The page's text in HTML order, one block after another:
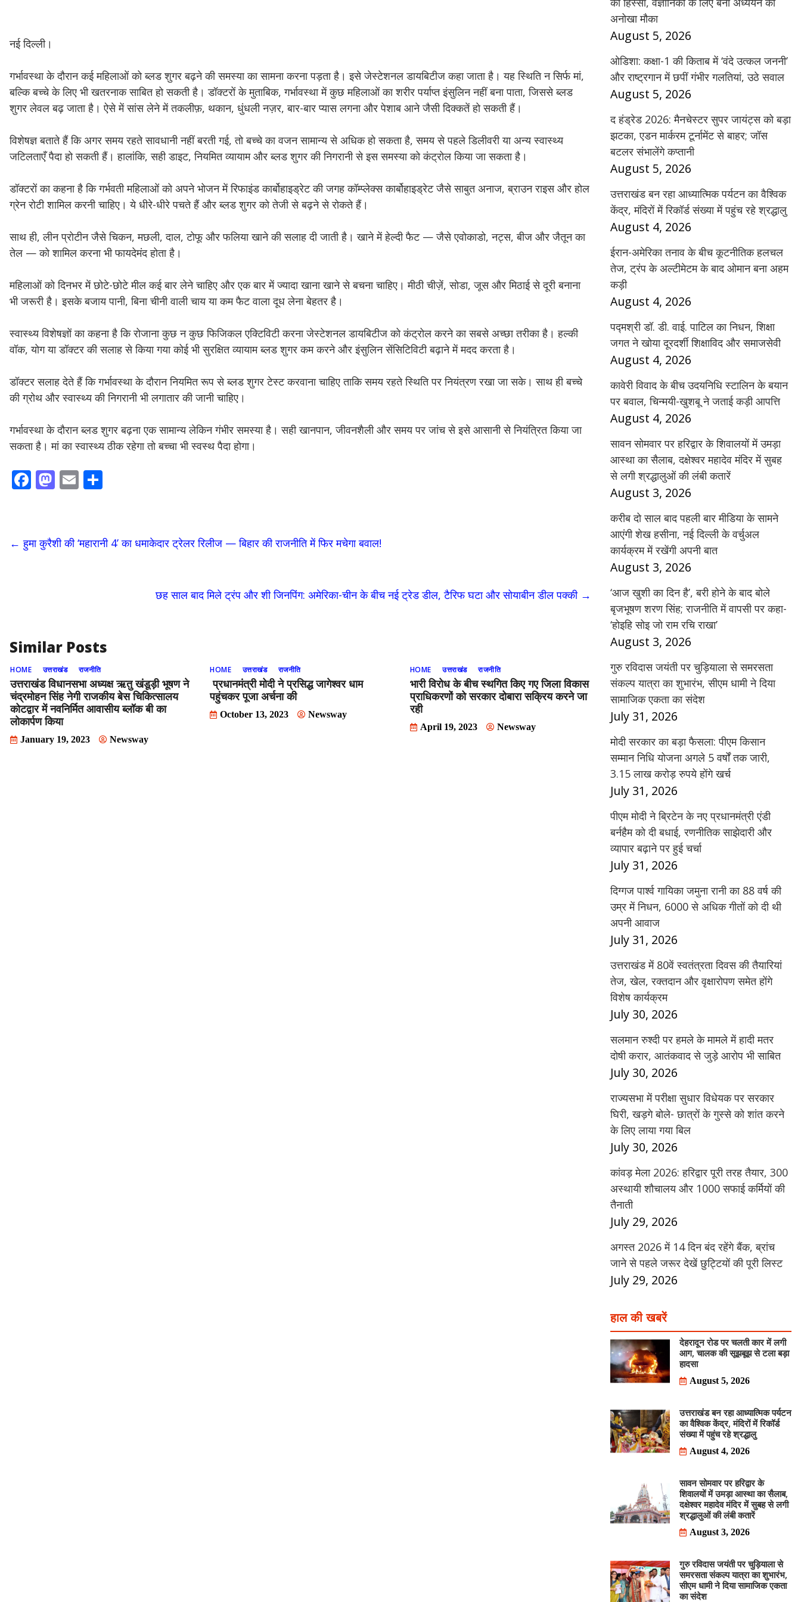
नई दिल्ली।
गर्भावस्था के दौरान कई महिलाओं को ब्लड शुगर बढ़ने की समस्या का सामना करना पड़ता है। इसे जेस्टेशनल डायबिटीज कहा जाता है। यह स्थिति न सिर्फ मां,
बल्कि बच्चे के लिए भी खतरनाक साबित हो सकती है। डॉक्टरों के मुताबिक, गर्भावस्था में कुछ महिलाओं का शरीर पर्याप्त इंसुलिन नहीं बना पाता, जिससे ब्लड
शुगर लेवल बढ़ जाता है। ऐसे में सांस लेने में तकलीफ़, थकान, धुंधली नज़र, बार-बार प्यास लगना और पेशाब आने जैसी दिक्कतें हो सकती हैं।
विशेषज्ञ बताते हैं कि अगर समय रहते सावधानी नहीं बरती गई, तो बच्चे का वजन सामान्य से अधिक हो सकता है, समय से पहले डिलीवरी या अन्य स्वास्थ्य
जटिलताएँ पैदा हो सकती हैं। हालांकि, सही डाइट, नियमित व्यायाम और ब्लड शुगर की निगरानी से इस समस्या को कंट्रोल किया जा सकता है।
डॉक्टरों का कहना है कि गर्भवती महिलाओं को अपने भोजन में रिफाइंड कार्बोहाइड्रेट की जगह कॉम्प्लेक्स कार्बोहाइड्रेट जैसे साबुत अनाज, ब्राउन राइस और होल
ग्रेन रोटी शामिल करनी चाहिए। ये धीरे-धीरे पचते हैं और ब्लड शुगर को तेजी से बढ़ने से रोकते हैं।
साथ ही, लीन प्रोटीन जैसे चिकन, मछली, दाल, टोफू और फलिया खाने की सलाह दी जाती है। खाने में हेल्दी फैट — जैसे एवोकाडो, नट्स, बीज और जैतून का
तेल — को शामिल करना भी फायदेमंद होता है।
महिलाओं को दिनभर में छोटे-छोटे मील कई बार लेने चाहिए और एक बार में ज्यादा खाना खाने से बचना चाहिए। मीठी चीज़ें, सोडा, जूस और मिठाई से दूरी बनाना
भी जरूरी है। इसके बजाय पानी, बिना चीनी वाली चाय या कम फैट वाला दूध लेना बेहतर है।
स्वास्थ्य विशेषज्ञों का कहना है कि रोजाना कुछ न कुछ फिजिकल एक्टिविटी करना जेस्टेशनल डायबिटीज को कंट्रोल करने का सबसे अच्छा तरीका है। हल्की
वॉक, योग या डॉक्टर की सलाह से किया गया कोई भी सुरक्षित व्यायाम ब्लड शुगर कम करने और इंसुलिन सेंसिटिविटी बढ़ाने में मदद करता है।
डॉक्टर सलाह देते हैं कि गर्भावस्था के दौरान नियमित रूप से ब्लड शुगर टेस्ट करवाना चाहिए ताकि समय रहते स्थिति पर नियंत्रण रखा जा सके। साथ ही बच्चे
की ग्रोथ और स्वास्थ्य की निगरानी भी लगातार की जानी चाहिए।
गर्भावस्था के दौरान ब्लड शुगर बढ़ना एक सामान्य लेकिन गंभीर समस्या है। सही खानपान, जीवनशैली और समय पर जांच से इसे आसानी से नियंत्रित किया जा
सकता है। मां का स्वास्थ्य ठीक रहेगा तो बच्चा भी स्वस्थ पैदा होगा।
F
b
o
M
d
o
E
l e
← हुमा कुरैशी की ‘महारानी 4’ का धमाकेदार ट्रेलर रिलीज — बिहार की राजनीति में फिर मचेगा बवाल!
छह साल बाद मिले ट्रंप और शी जिनपिंग: अमेरिका-चीन के बीच नई ट्रेड डील, टैरिफ घटा और सोयाबीन डील पक्की →
Similar Posts
HOME उत्तराखंड राजनीति
उत्तराखंड विधानसभा अध्यक्ष ऋतु खंडूड़ी भूषण ने
चंद्रमोहन सिंह नेगी राजकीय बेस चिकित्सालय
कोटद्वार में नवनिर्मित आवासीय ब्लॉक बी का
लोकार्पण किया
January 19, 2023 Newsway
HOME उत्तराखंड राजनीति
प्रधानमंत्री मोदी ने प्रसिद्ध जागेश्वर धाम
पहुंचकर पूजा अर्चना की
October 13, 2023 Newsway
HOME उत्तराखंड राजनीति
भारी विरोध के बीच स्थगित किए गए जिला विकास
प्राधिकरणों को सरकार दोबारा सक्रिय करने जा
रही
April 19, 2023 Newsway
अनोखा मौका
August 5, 2026
ओडिशा: कक्षा-1 की किताब में ‘वंदे उत्कल जननी’
और राष्ट्रगान में छपीं गंभीर गलतियां, उठे सवाल
August 5, 2026
द हंड्रेड 2026: मैनचेस्टर सुपर जायंट्स को बड़ा
झटका, एडन मार्करम टूर्नामेंट से बाहर; जॉस
बटलर संभालेंगे कप्तानी
August 5, 2026
उत्तराखंड बन रहा आध्यात्मिक पर्यटन का वैश्विक
केंद्र, मंदिरों में रिकॉर्ड संख्या में पहुंच रहे श्रद्धालु
August 4, 2026
ईरान-अमेरिका तनाव के बीच कूटनीतिक हलचल
तेज, ट्रंप के अल्टीमेटम के बाद ओमान बना अहम
कड़ी
August 4, 2026
पद्मश्री डॉ. डी. वाई. पाटिल का निधन, शिक्षा
जगत ने खोया दूरदर्शी शिक्षाविद और समाजसेवी
August 4, 2026
कावेरी विवाद के बीच उदयनिधि स्टालिन के बयान
पर बवाल, चिन्मयी-खुशबू ने जताई कड़ी आपत्ति
August 4, 2026
सावन सोमवार पर हरिद्वार के शिवालयों में उमड़ा
आस्था का सैलाब, दक्षेश्वर महादेव मंदिर में सुबह
से लगी श्रद्धालुओं की लंबी कतारें
August 3, 2026
करीब दो साल बाद पहली बार मीडिया के सामने
आएंगी शेख हसीना, नई दिल्ली के वर्चुअल
कार्यक्रम में रखेंगी अपनी बात
August 3, 2026
‘आज खुशी का दिन है’, बरी होने के बाद बोले
बृजभूषण शरण सिंह; राजनीति में वापसी पर कहा-
‘होइहि सोइ जो राम रचि राखा’
August 3, 2026
गुरु रविदास जयंती पर चुड़ियाला से समरसता
संकल्प यात्रा का शुभारंभ, सीएम धामी ने दिया
सामाजिक एकता का संदेश
July 31, 2026
मोदी सरकार का बड़ा फैसला: पीएम किसान
सम्मान निधि योजना अगले 5 वर्षों तक जारी,
3.15 लाख करोड़ रुपये होंगे खर्च
July 31, 2026
पीएम मोदी ने ब्रिटेन के नए प्रधानमंत्री एंडी
बर्नहैम को दी बधाई, रणनीतिक साझेदारी और
व्यापार बढ़ाने पर हुई चर्चा
July 31, 2026
दिग्गज पार्श्व गायिका जमुना रानी का 88 वर्ष की
उम्र में निधन, 6000 से अधिक गीतों को दी थी
अपनी आवाज
July 31, 2026
उत्तराखंड में 80वें स्वतंत्रता दिवस की तैयारियां
तेज, खेल, रक्तदान और वृक्षारोपण समेत होंगे
विशेष कार्यक्रम
July 30, 2026
सलमान रुश्दी पर हमले के मामले में हादी मतर
दोषी करार, आतंकवाद से जुड़े आरोप भी साबित
July 30, 2026
राज्यसभा में परीक्षा सुधार विधेयक पर सरकार
घिरी, खड़गे बोले- छात्रों के गुस्से को शांत करने
के लिए लाया गया बिल
July 30, 2026
कांवड़ मेला 2026: हरिद्वार पूरी तरह तैयार, 300
अस्थायी शौचालय और 1000 सफाई कर्मियों की
तैनाती
July 29, 2026
अगस्त 2026 में 14 दिन बंद रहेंगे बैंक, ब्रांच
जाने से पहले जरूर देखें छुट्टियों की पूरी लिस्ट
July 29, 2026
हाल की खबरें
देहरादून रोड पर चलती कार में लगी
आग, चालक की सूझबूझ से टला बड़ा
हादसा
August 5, 2026
उत्तराखंड बन रहा आध्यात्मिक पर्यटन
का वैश्विक केंद्र, मंदिरों में रिकॉर्ड
संख्या में पहुंच रहे श्रद्धालु
August 4, 2026
सावन सोमवार पर हरिद्वार के
शिवालयों में उमड़ा आस्था का सैलाब,
दक्षेश्वर महादेव मंदिर में सुबह से लगी
श्रद्धालुओं की लंबी कतारें
August 3, 2026
गुरु रविदास जयंती पर चुड़ियाला से
समरसता संकल्प यात्रा का शुभारंभ,
सीएम धामी ने दिया सामाजिक एकता
का संदेश